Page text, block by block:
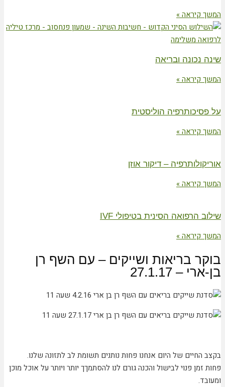
המשך קיראה »
שינה נכונה ובריאה
המשך קיראה »
על פסיכותרפיה הוליסטית
המשך קיראה »
אוריקולותרפיה – דיקור אוזן
המשך קיראה »
שילוב הרפואה הסינית בטיפולי IVF
המשך קיראה »
בוקר בריאות ושייקים – עם השף רן
בן-ארי – 27.1.17
בקצב החיים של היום אנחנו פחות נותנים תשומת לב לתזונה שלנו.
פחות זמן פנוי לבישול והכנה גורם לנו להסתמךך יותר ויותר על אוכל מוכן
ומעובד.